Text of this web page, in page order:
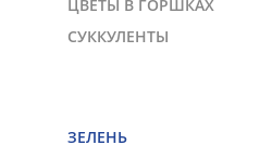
ЦВЕТЫ В ГОРШКАХ
СУККУЛЕНТЫ
ЗЕЛЕНЬ